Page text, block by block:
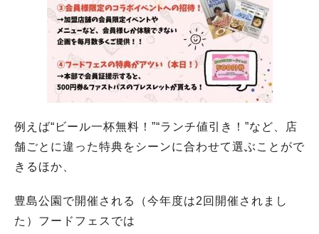
例えば“ビール一杯無料！”“ランチ値引き！”など、店
舗ごとに違った特典をシーンに合わせて選ぶことがで
きるほか、
豊島公園で開催される（今年度は2回開催されまし
た）フードフェスでは